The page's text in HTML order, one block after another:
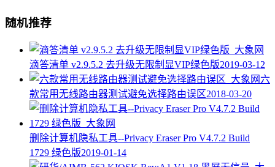
随机推荐
滴答清单 v2.9.5.2 去升级无限制显VIP绿色版2019-03-12
六
款常用无线路由器测试避免选择路由误区2018-03-20
删除计算机隐私工具--Privacy Eraser Pro V4.7.2 Build
1729 绿色版2019-01-14